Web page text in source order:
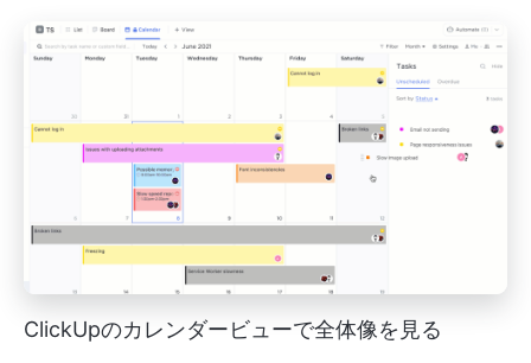
ClickUpのカレンダービューで全体像を見る